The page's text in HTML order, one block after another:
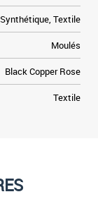
Synthétique, Textile
Moulés
Black Copper Rose
Textile